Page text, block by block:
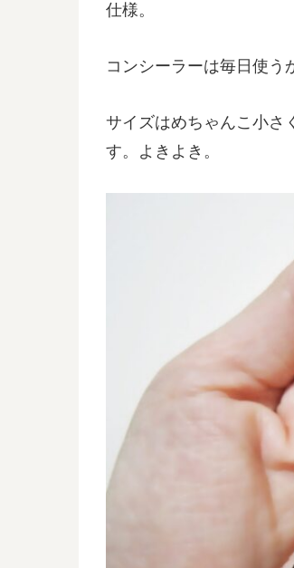
仕様。
コンシーラーは毎日使う
サイズはめちゃんこ小さ
す。よきよき。